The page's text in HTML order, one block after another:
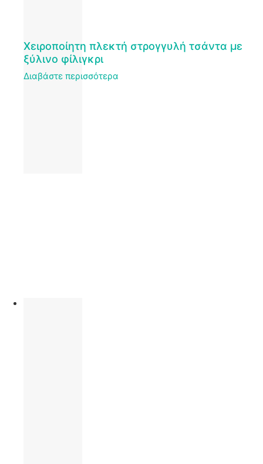
Χειροποίητη πλεκτή στρογγυλή τσάντα με
ξύλινο φίλιγκρι
Διαβάστε περισσότερα